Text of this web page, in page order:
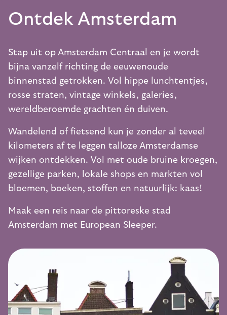
Ontdek Amsterdam
Stap uit op Amsterdam Centraal en je wordt
bijna vanzelf richting de eeuwenoude
binnenstad getrokken. Vol hippe lunchtentjes,
rosse straten, vintage winkels, galeries,
wereldberoemde grachten én duiven.
Wandelend of fietsend kun je zonder al teveel
kilometers af te leggen talloze Amsterdamse
wijken ontdekken. Vol met oude bruine kroegen,
gezellige parken, lokale shops en markten vol
bloemen, boeken, stoffen en natuurlijk: kaas!
Maak een reis naar de pittoreske stad
Amsterdam met European Sleeper.